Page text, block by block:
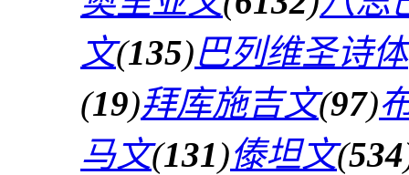
文(135)巴列维圣诗体
(19)拜库施吉文(97)
马文(131)傣坦文(534